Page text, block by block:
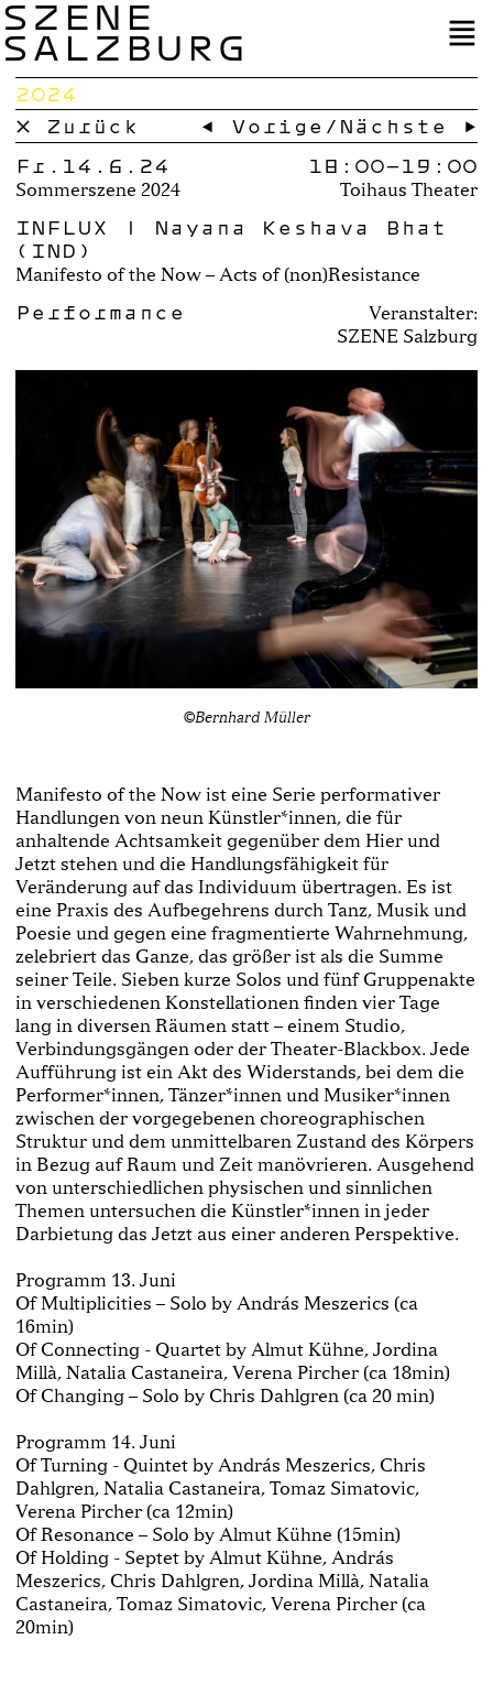
SZENE
SALZBURG
2024
× Zurück
← Vorige / Nächste →
Fr.14.6.24
Sommerszene 2024
18:00–19:00
Toihaus Theater
INFLUX | Nayana Keshava Bhat
(IND)
Manifesto of the Now – Acts of (non)Resistance
Performance
Veranstalter:
SZENE Salzburg
©Bernhard Müller
Manifesto of the Now ist eine Serie performativer
Handlungen von neun Künstler*innen, die für
anhaltende Achtsamkeit gegenüber dem Hier und
Jetzt stehen und die Handlungsfähigkeit für
Veränderung auf das Individuum übertragen. Es ist
eine Praxis des Aufbegehrens durch Tanz, Musik und
Poesie und gegen eine fragmentierte Wahrnehmung,
zelebriert das Ganze, das größer ist als die Summe
seiner Teile. Sieben kurze Solos und fünf Gruppenakte
in verschiedenen Konstellationen finden vier Tage
lang in diversen Räumen statt – einem Studio,
Verbindungsgängen oder der Theater-Blackbox. Jede
Aufführung ist ein Akt des Widerstands, bei dem die
Performer*innen, Tänzer*innen und Musiker*innen
zwischen der vorgegebenen choreographischen
Struktur und dem unmittelbaren Zustand des Körpers
in Bezug auf Raum und Zeit manövrieren. Ausgehend
von unterschiedlichen physischen und sinnlichen
Themen untersuchen die Künstler*innen in jeder
Darbietung das Jetzt aus einer anderen Perspektive.
Programm 13. Juni
Of Multiplicities – Solo by András Meszerics (ca
16min)
Of Connecting - Quartet by Almut Kühne, Jordina
Millà, Natalia Castaneira, Verena Pircher (ca 18min)
Of Changing – Solo by Chris Dahlgren (ca 20 min)
Programm 14. Juni
Of Turning - Quintet by András Meszerics, Chris
Dahlgren, Natalia Castaneira, Tomaz Simatovic,
Verena Pircher (ca 12min)
Of Resonance – Solo by Almut Kühne (15min)
Of Holding - Septet by Almut Kühne, András
Meszerics, Chris Dahlgren, Jordina Millà, Natalia
Castaneira, Tomaz Simatovic, Verena Pircher (ca
20min)